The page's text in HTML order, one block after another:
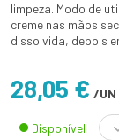
limpeza. Modo de
creme nas mãos
dissolvida, depois
28,05 € /UN
Disponível